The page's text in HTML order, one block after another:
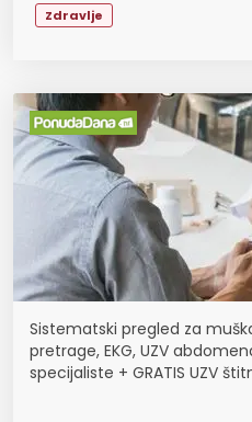
Zdravlje
Sistematski pregled za
pretrage, EKG, UZV
specijaliste + GRATIS UZV